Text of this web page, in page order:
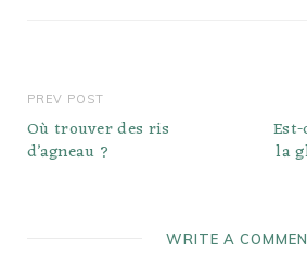
PREV POST
Où trouver des ris
d’agneau ? la
WRITE A